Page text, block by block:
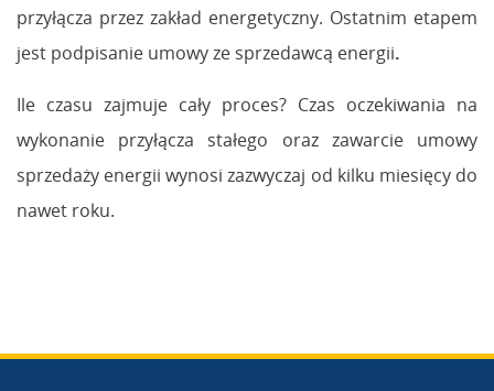
przyłącza przez zakład energetyczny. Ostatnim etapem
jest podpisanie umowy ze sprzedawcą energii.
Ile czasu zajmuje cały proces? Czas oczekiwania na
wykonanie przyłącza stałego oraz zawarcie umowy
sprzedaży energii wynosi zazwyczaj od kilku miesięcy do
nawet roku.